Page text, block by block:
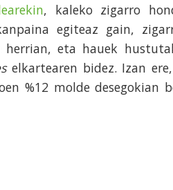
, kaleko zigarro
egiteaz gain,
eta hauek
elkartearen bidez. Izan
%12 molde desegokian